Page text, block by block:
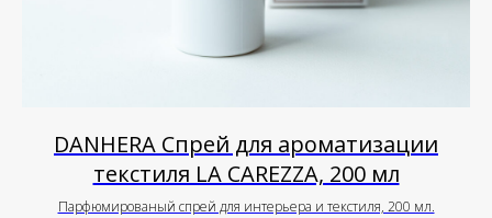
DANHERA Спрей для ароматизации
текстиля LA CAREZZA, 200 мл
Парфюмированый спрей для интерьера и текстиля, 200 мл.